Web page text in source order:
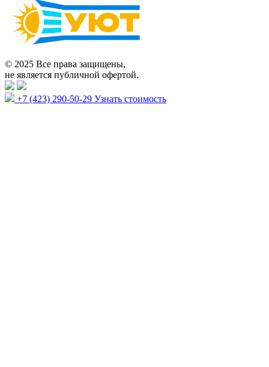
© 2025 Все права защищены,
не является публичной офертой.
+7 (423) 290-50-29 Узнать стоимость